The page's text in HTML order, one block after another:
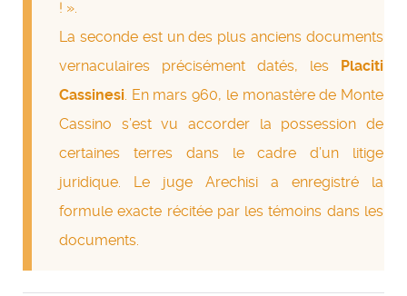
! ».
La seconde est un des plus anciens documents
vernaculaires précisément datés, les
Placiti
Cassinesi. En mars 960, le monastère de Monte
Cassino s’est vu accorder la possession de
certaines terres dans le cadre d’un litige
juridique. Le juge Arechisi a enregistré la
formule exacte récitée par les témoins dans les
documents.